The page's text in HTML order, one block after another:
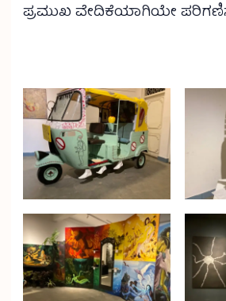
ಪ್ರಮುಖ ವೇದಿಕೆಯಾಗಿಯೇ